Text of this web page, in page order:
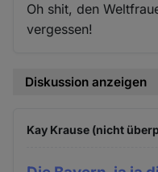
Oh shit, den
vergessen!
Diskussion anzeigen
Kay Krause (nicht